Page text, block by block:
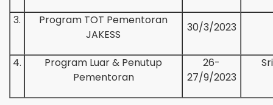
3.
Program TOT Pementoran
JAKESS
30/3/2023
4.
Program Luar & Penutup
Pementoran
26-
27/9/2023